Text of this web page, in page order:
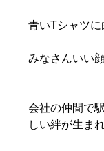
青いTシャツに
みなさんいい
会社の仲間で
しい絆が生ま